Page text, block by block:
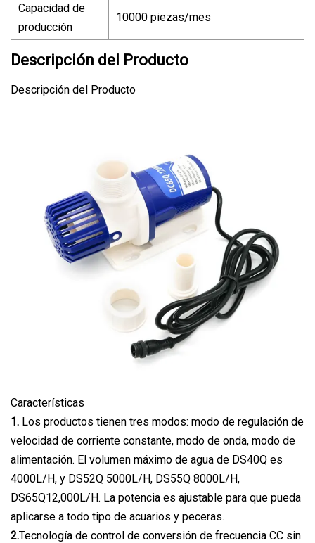
Capacidad de
producción
10000 piezas/mes
Descripción del Producto
Descripción del Producto
Características
1. Los productos tienen tres modos: modo de regulación de
velocidad de corriente constante, modo de onda, modo de
alimentación. El volumen máximo de agua de DS40Q es
4000L/H, y DS52Q 5000L/H, DS55Q 8000L/H,
DS65Q12,000L/H. La potencia es ajustable para que pueda
aplicarse a todo tipo de acuarios y peceras.
2.Tecnología de control de conversión de frecuencia CC sin